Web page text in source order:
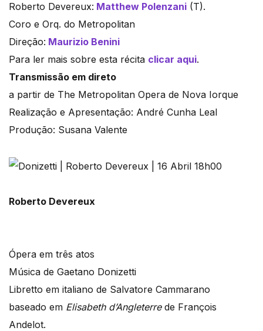
Roberto Devereux: Matthew Polenzani (T).
Coro e Orq. do Metropolitan
Direção: Maurizio Benini
Para ler mais sobre esta récita clicar aqui.
Transmissão em direto
a partir de The Metropolitan Opera de Nova Iorque
Realização e Apresentação: André Cunha Leal
Produção: Susana Valente
Roberto Devereux
Ópera em três atos
Música de Gaetano Donizetti
Libretto em italiano de Salvatore Cammarano
baseado em Elisabeth d’Angleterrede François
Andelot.